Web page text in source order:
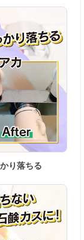
り落ちる